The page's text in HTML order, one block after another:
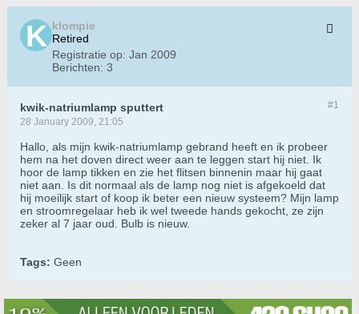
klompie
Retired
Registratie op: Jan 2009
Berichten: 3
#1
kwik-natriumlamp sputtert
28 January 2009, 21:05
Hallo, als mijn kwik-natriumlamp gebrand heeft en ik probeer
hem na het doven direct weer aan te leggen start hij niet. Ik
hoor de lamp tikken en zie het flitsen binnenin maar hij gaat
niet aan. Is dit normaal als de lamp nog niet is afgekoeld dat
hij moeilijk start of koop ik beter een nieuw systeem? Mijn lamp
en stroomregelaar heb ik wel tweede hands gekocht, ze zijn
zeker al 7 jaar oud. Bulb is nieuw.
Tags: Geen